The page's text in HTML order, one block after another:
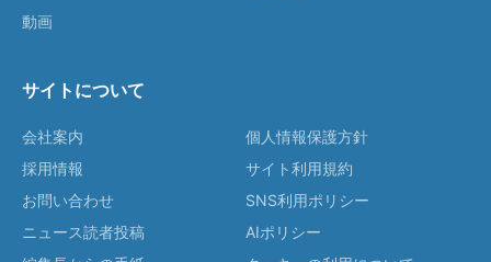
動画
サイトについて
会社案内
採用情報
お問い合わせ
ニュース読者投稿
個人情報保護方針
サイト利用規約
SNS利用ポリシー
AIポリシー